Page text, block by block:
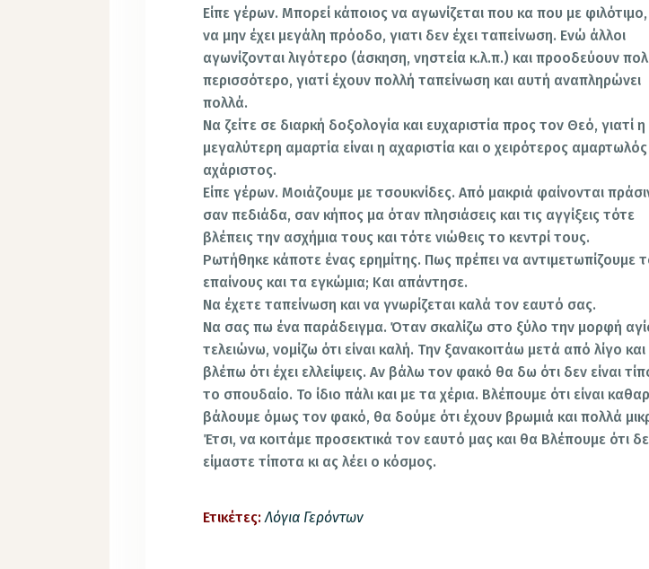
Είπε γέρων. Μπορεί κάποιος να αγωνίζεται που κα που με
να μην έχει μεγάλη πρόοδο, γιατι δεν έχει ταπείνωση. Ενώ άλλοι
αγωνίζονται λιγότερο (άσκηση, νηστεία κ.λ.π.) και προοδεύουν
περισσότερο, γιατί έχουν πολλή ταπείνωση και αυτή αναπληρώνει
πολλά.
Να ζείτε σε διαρκή δοξολογία και ευχαριστία προς τον Θεό, γιατί η
μεγαλύτερη αμαρτία είναι η αχαριστία και ο χειρότερος
αχάριστος.
Είπε γέρων. Μοιάζουμε με τσουκνίδες. Από μακριά φαίνονται
σαν πεδιάδα, σαν κήπος μα όταν πλησιάσεις και τις αγγίξεις τότε
βλέπεις την ασχήμια τους και τότε νιώθεις το κεντρί τους.
Ρωτήθηκε κάποτε ένας ερημίτης. Πως πρέπει να αντιμετωπίζουμε
επαίνους και τα εγκώμια; Και απάντησε.
Να έχετε ταπείνωση και να γνωρίζεται καλά τον εαυτό σας.
Να σας πω ένα παράδειγμα. Όταν σκαλίζω στο ξύλο την μορφή
τελειώνω, νομίζω ότι είναι καλή. Την ξανακοιτάω μετά από λίγο και
βλέπω ότι έχει ελλείψεις. Αν βάλω τον φακό θα δω ότι δεν είναι
το σπουδαίο. Το ίδιο πάλι και με τα χέρια. Βλέπουμε ότι είναι
βάλουμε όμως τον φακό, θα δούμε ότι έχουν βρωμιά και πολλά
Έτσι, να κοιτάμε προσεκτικά τον εαυτό μας και θα Βλέπουμε ότι
είμαστε τίποτα κι ας λέει ο κόσμος.
Ετικέτες: Λόγια Γερόντων